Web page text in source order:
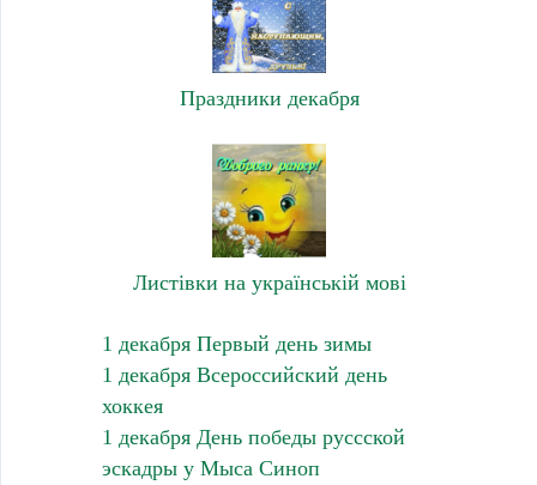
Праздники декабря
Листівки на українській мові
1 декабря Первый день зимы
1 декабря Всероссийский день
хоккея
1 декабря День победы руссской
эскадры у Мыса Синоп